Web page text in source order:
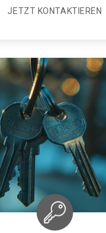
JETZT KONTAKTIEREN